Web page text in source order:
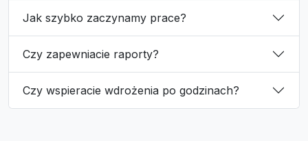
Jak szybko zaczynamy prace?
Czy zapewniacie raporty?
Czy wspieracie wdrożenia po godzinach?